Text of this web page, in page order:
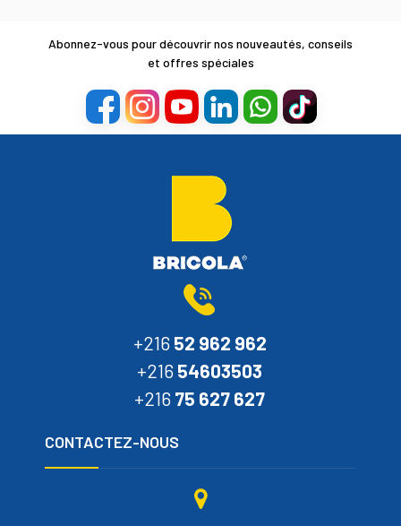
Abonnez-vous pour découvrir nos nouveautés, conseils
et offres spéciales
+216 52 962 962
+216 54603503
+216 75 627 627
CONTACTEZ-NOUS